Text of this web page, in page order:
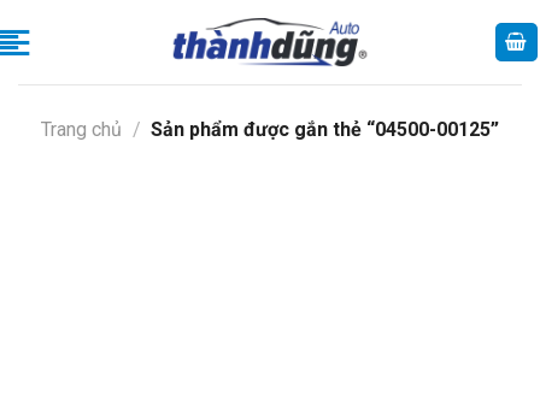
to
Trang chủ / Sản phẩm được gắn thẻ “04500-00125”